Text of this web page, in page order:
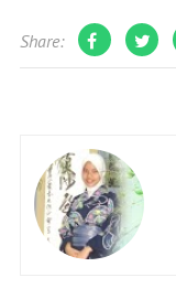
Share: